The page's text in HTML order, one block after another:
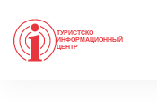
ТУРИСТСКО
ИНФОРМАЦИОННЫЙ
ЦЕНТР